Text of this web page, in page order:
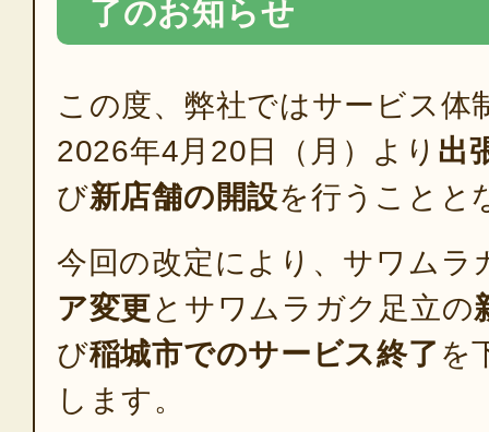
了のお知らせ
この度、弊社ではサービス体
2026年4月20日（月）より 出
び新店舗の開設を行うことと
今回の改定により、サワムラ
ア変更とサワムラガク足立の
び稲城市でのサービス終了 を
します。